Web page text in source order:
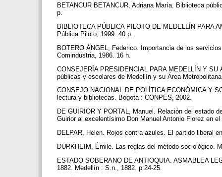
BETANCUR BETANCUR, Adriana María. Biblioteca
p.
BIBLIOTECA PÚBLICA PILOTO DE MEDELLÍN PARA
Pública Piloto, 1999. 40 p.
BOTERO ÁNGEL, Federico. Importancia de los
Comindustria, 1986. 16 h.
CONSEJERÍA PRESIDENCIAL PARA MEDELLÍN Y
públicas y escolares de Medellín y su Área
CONSEJO NACIONAL DE POLÍTICA ECONÓMICA Y
lectura y bibliotecas. Bogotá : CONPES, 2002.
DE GUIRIOR Y PORTAL, Manuel. Relación del estado
Guirior al excelentísimo Don Manuel Antonio Florez en
DELPAR, Helen. Rojos contra azules. El partido liberal
DURKHEIM, Émile. Las reglas del método sociológico.
ESTADO SOBERANO DE ANTIOQUIA. ASMABLEA
1882. Medellín : S.n., 1882. p.24-25.